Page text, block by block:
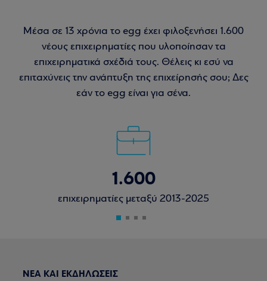
Μέσα σε 13 χρόνια το egg έχει φιλοξενήσει 1.600
νέους επιχειρηματίες που υλοποίησαν τα
επιχειρηματικά σχέδιά τους. Θέλεις κι εσύ να
επιταχύνεις την ανάπτυξη της επιχείρησής σου; Δες
εάν το egg είναι για σένα.
1.600
επιχειρηματίες μεταξύ 2013-2025
ΝΕΑ ΚΑΙ ΕΚΔΗΛΩΣΕΙΣ